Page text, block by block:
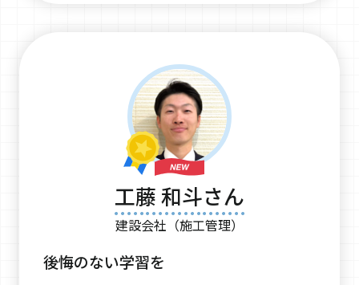
工藤 和斗さん
建設会社（施工管理）
後悔のない学習を